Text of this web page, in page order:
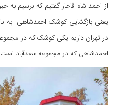
از احمد شاه قاجار گفتیم که برسیم به
یعنی بازگشایی کوشک احمدشاهی. به
در تهران داریم یکی کوشک که در
احمدشاهی که در مجموعه سعدآباد